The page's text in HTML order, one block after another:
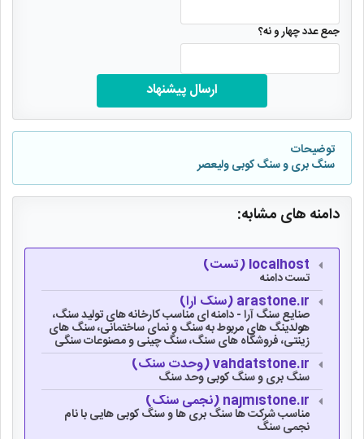
جمع عدد چهار و نه؟
ارسال پیشنهاد
توضیحات
سنگ بری و سنگ کوبی ولیعصر
دامنه های مشابه:
localhost (تست)
تست دامنه
arastone.ir (سنگ آرا)
صنایع سنگ آرا - دامنه ای مناسب کارخانه های تولید سنگ،
هولدینگ های مربوط به سنگ و نمای ساختمانی، سنگ های
زینتی، فروشگاه های سنگ، سنگ چینی و مصنوعات سنگی
vahdatstone.ir (وحدت سنگ)
سنگ بری و سنگ کوبی وحد سنگ
najmistone.ir (نجمی سنگ)
مناسب شرکت ها سنگ بری ها و سنگ کوبی هایی با نام
نجمی سنگ